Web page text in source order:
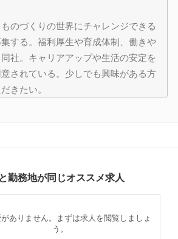
のづくりの世界にチャレンジできる
する。福利厚生や育成体制、働きや
社。キャリアアップや生活の安定を
されている。少しでも興味がある方
きたい。
勤務地が同じオススメ求人
ありません。まずは求人を閲覧しましょ
う。